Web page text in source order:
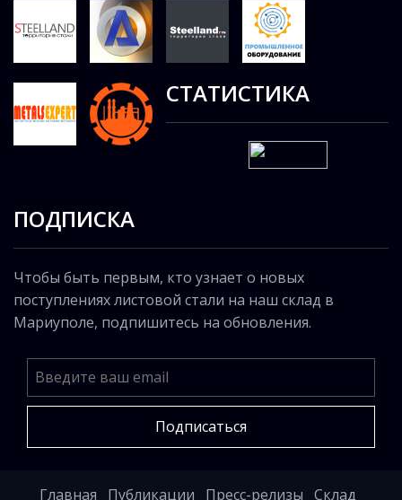
СТАТИСТИКА
ПОДПИСКА
Чтобы быть первым, кто узнает о новых
поступлениях листовой стали на наш склад в
Мариуполе, подпишитесь на обновления.
Подписаться
Главная Публикации Пресс-релизы Склад